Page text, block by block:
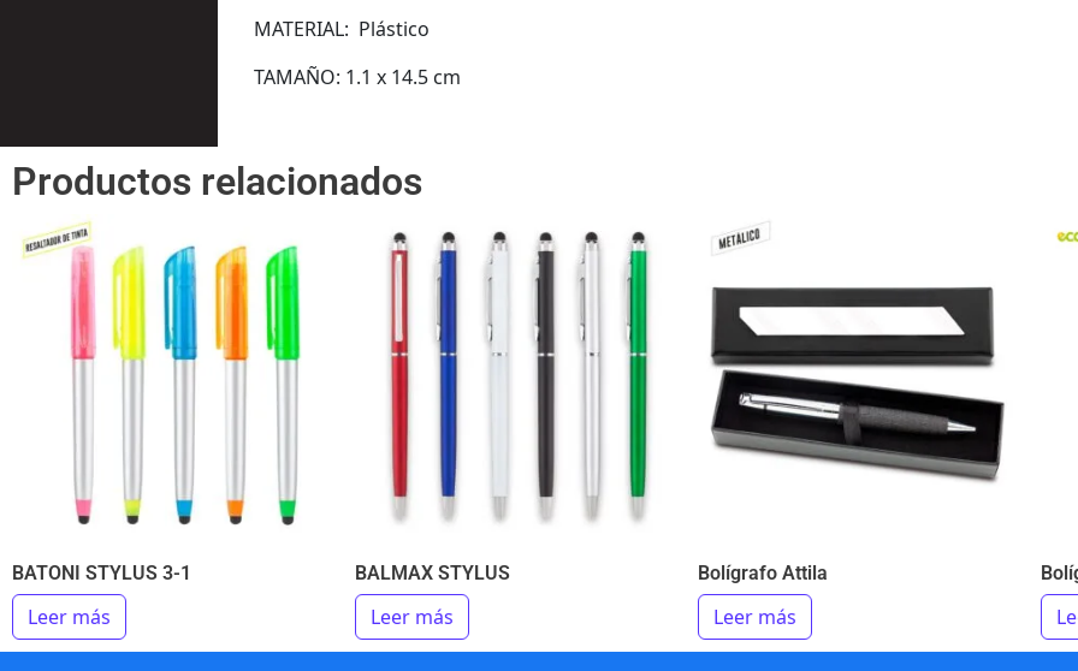
MATERIAL: Plástico
TAMAÑO: 1.1 x 14.5 cm
Productos relacionados
BATONI STYLUS 3-1
Leer más
BALMAX STYLUS
Leer más
Bolígrafo Attila
Leer más